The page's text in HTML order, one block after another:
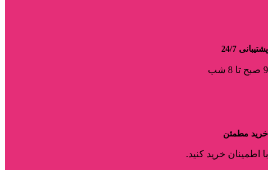
پشتیبانی 24/7
9 صبح تا 8 شب
خرید مطمئن
با اطمینان خرید کنید.